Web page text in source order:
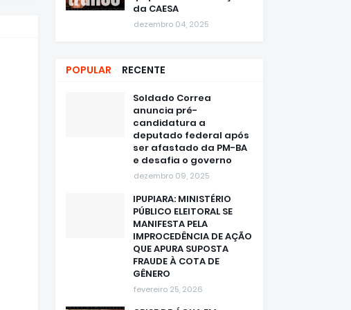
da CAESA
dezembro 04, 2025
POPULAR RECENTE
Soldado Correa
anuncia pré-
candidatura a
deputado federal após
ser afastado da PM-BA
e desafia o governo
dezembro 09, 2025
IPUPIARA: MINISTÉRIO
PÚBLICO ELEITORAL SE
MANIFESTA PELA
IMPROCEDÊNCIA DE AÇÃO
QUE APURA SUPOSTA
FRAUDE À COTA DE
GÊNERO
fevereiro 25, 2026